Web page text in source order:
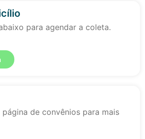
para agendar a coleta.
página de convênios para mais